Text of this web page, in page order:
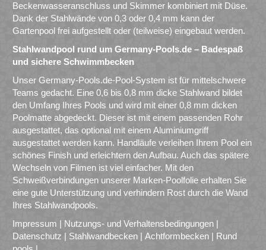
Beckenwasseranschluss und Skimmer kombiniert mit Düse.
Dank der Stahlwände von 0,3 oder 0,4 mm kann der
Gartenpool frei aufgestellt oder (teilweise) eingebaut werden.
Stahlwandpool rund um Germany-Pools.de – Badespaß
und sichere Schwimmbecken
Unser Germany-Pools.de-Pool-System ist für mittelschwere
Teams gedacht. Eine 0,6 bis 0,8 mm dicke Stahlwand bildet
den Umfang Ihres Pools und wird mit einer 0,8 mm dicken
Poolmatte abgedeckt. Dieser ist mit einem passenden Rohr
ausgestattet, das optional mit einem Aluminiumgriff
ausgestattet werden kann. Handläufe verleihen Ihrem Pool ein
schönes Finish und erleichtern den Aufbau. Auch das spätere
Wechseln von Filmen ist viel einfacher. Mit den
Schweißverbindungen unserer Marken-Poolfolie erhalten Sie
eine gute Unterstützung und verhindern Rost durch die Wand
Ihres Stahlwandpools.
Impressum | Nutzungs- und Verhaltensbedingungen |
Datenschutz | Stahlwandbecken | Achtformbecken | Rund